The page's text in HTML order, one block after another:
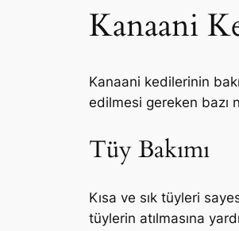
Kanaani
Kanaani kedilerinin
edilmesi gereken bazı
Tüy Bakımı
Kısa ve sık tüyleri
tüylerin atılmasına